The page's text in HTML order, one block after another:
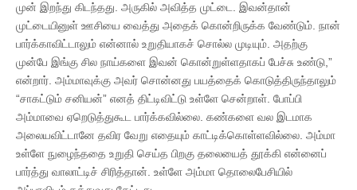
முன் இறந்து கிடந்தது. அருகில் அவித்த முட்டை. இவன்தான்
முட்டையினுள் ஊசியை வைத்து அதைக் கொன்றிருக்க வேண்டும். நான்
பார்க்காவிட்டாலும் என்னால் உறுதியாகச் சொல்ல முடியும். அதற்கு
முன்பே இங்கு சில நாய்களை இவன் கொன்றுள்ளதாகப் பேச்சு உண்டு,”
என்றார். அம்மாவுக்கு அவர் சொன்னது பயத்தைக் கொடுத்திருந்தாலும்
“சாகட்டும் சனியன்” எனத் திட்டிவிட்டு உள்ளே சென்றாள். போப்பி
அம்மாவை ஏறெடுத்துகூட பார்க்கவில்லை. கண்களை வல இடமாக
அலையவிட்டானே தவிர வேறு எதையும் காட்டிக்கொள்ளவில்லை. அம்மா
உள்ளே நுழைந்ததை உறுதி செய்த பிறகு தலையைத் தூக்கி என்னைப்
பார்த்து வாலாட்டிச் சிரித்தான். உள்ளே அம்மா தொலைபேசியில்